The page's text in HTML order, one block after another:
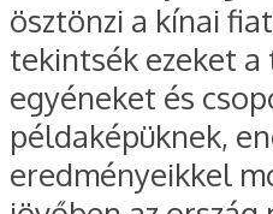
ösztönzi a kínai
tekintsék ezeket
egyéneket és
példaképüknek,
eredményeikkel